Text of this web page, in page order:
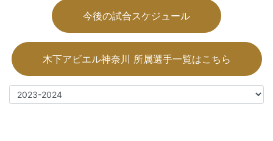
今後の試合スケジュール
木下アビエル神奈川 所属選手一覧はこちら